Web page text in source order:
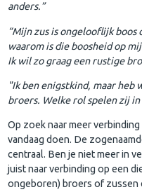
anders.”
“Mijn zus is ongelooflijk boos
waarom is die boosheid op
Ik wil zo graag een rustige
"Ik ben enigstkind, maar heb
broers. Welke rol spelen zij
Op zoek naar meer
vandaag doen. De
centraal. Ben je niet meer in
juist naar verbinding op een
ongeboren) broers of zussen